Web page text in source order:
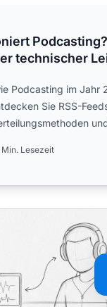
Podcasting?
technischer
Podcasting im Jahr
Sie RSS-
Min. Lesezeit
Kompletter